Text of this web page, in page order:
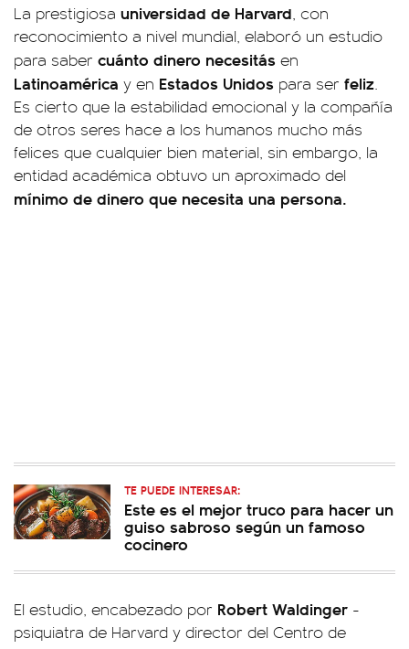
La prestigiosa universidad de Harvard, con
reconocimiento a nivel mundial, elaboró un estudio
para saber cuánto dinero necesitás en
Latinoamérica y en Estados Unidos para ser feliz.
Es cierto que la estabilidad emocional y la compañía
de otros seres hace a los humanos mucho más
felices que cualquier bien material, sin embargo, la
entidad académica obtuvo un aproximado del
mínimo de dinero que necesita una persona.
TE PUEDE INTERESAR:
Este es el mejor truco para hacer un
guiso sabroso según un famoso
cocinero
El estudio, encabezado por Robert Waldinger -
psiquiatra de Harvard y director del Centro de